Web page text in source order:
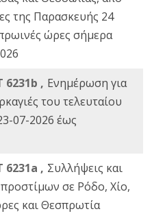
της Παρασκευής 24
ώρες σήμερα
6231b , Ενημέρωση για
του τελευταίου
07-2026 έως
6231a , Συλλήψεις και
σε Ρόδο, Χίο,
και Θεσπρωτία